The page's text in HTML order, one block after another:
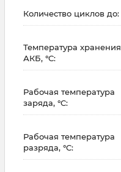
Количество циклов до:
Температура хранения
АКБ, °C:
Рабочая температура
заряда, °C:
Рабочая температура
разряда, °C: